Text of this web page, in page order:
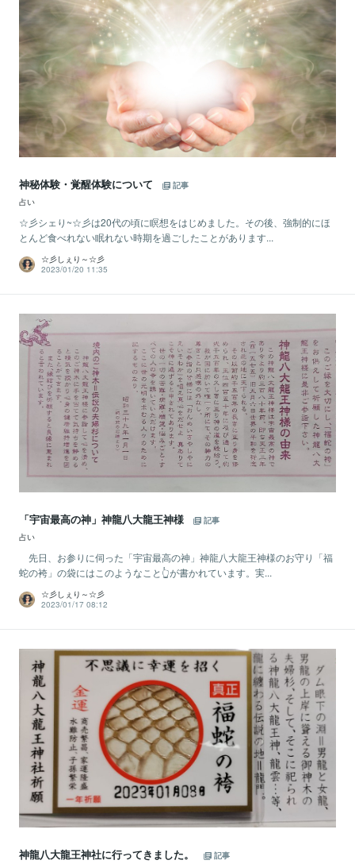
神秘体験・覚醒体験について
記事
占い
☆彡シェり~☆彡は20代の頃に瞑想をはじめました。その後、強制的にほ
とんど食べれない眠れない時期を過ごしたことがあります...
☆彡しぇり～☆彡
2023/01/20 11:35
「宇宙最高の神」神龍八大龍王神様
記事
占い
先日、お参りに伺った「宇宙最高の神」神龍八大龍王神様のお守り「福
蛇の袴」の袋にはこのようなこと👆が書かれています。実...
☆彡しぇり～☆彡
2023/01/17 08:12
神龍八大龍王神社に行ってきました。 記事